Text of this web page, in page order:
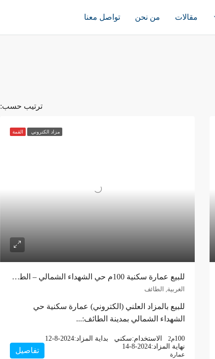
مقالات من نحن تواصل معنا
ترتيب حسب:
مزاد الكتروني القمة
للبيع عمارة سكنية 100م حي الشهداء الشمالي – الطائف
الغربية, الطائف
للبيع بالمزاد العلني (الكتروني) عمارة سكنية حي
الشهداء الشمالي بمدينة الطائف:...
100م2 الاستخدام:سكني بداية المزاد:12-8-2024
نهاية المزاد:14-8-2024
عمارة تفاصيل